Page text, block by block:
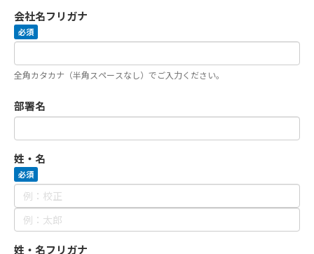
会社名フリガナ
必須
全角カタカナ（半角スペースなし）でご入力ください。
部署名
姓・名
必須
姓・名フリガナ